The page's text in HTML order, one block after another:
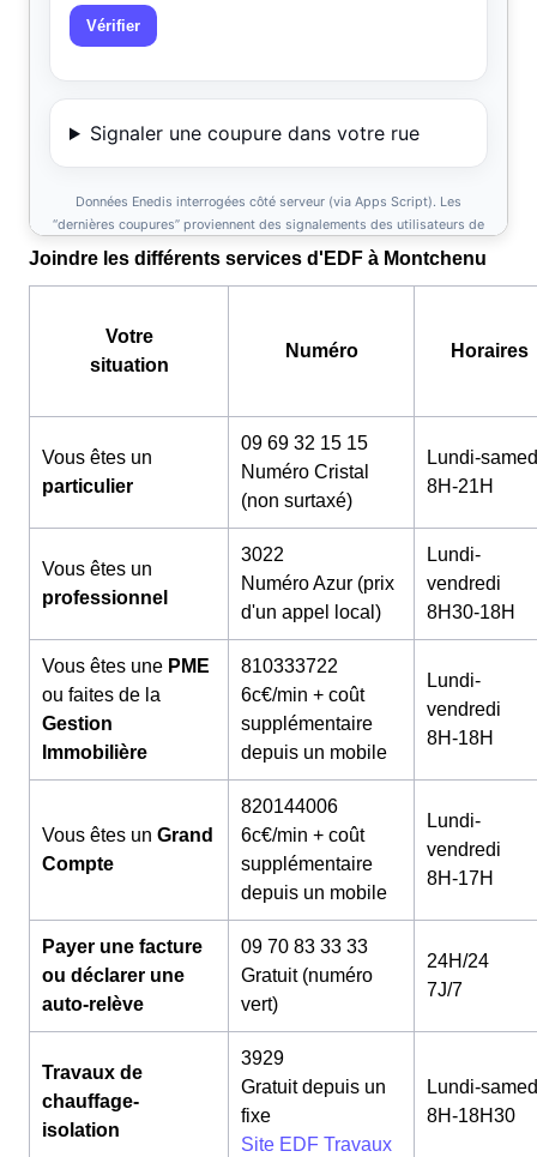
Joindre les différents services d'EDF à Montchenu
Votre
situation
Numéro Horaires
Vous êtes un
particulier
09 69 32 15 15
Numéro Cristal
(non surtaxé)
Lundi-
8H-21H
Vous êtes un
professionnel
3022
Numéro Azur (prix
d'un appel local)
Lundi-
vendredi
8H30-18H
Vous êtes une PME
ou faites de la
Gestion
Immobilière
810333722
6c€/min + coût
supplémentaire
depuis un mobile
Lundi-
vendredi
8H-18H
Vous êtes un Grand
Compte
820144006
6c€/min + coût
supplémentaire
depuis un mobile
Lundi-
vendredi
8H-17H
Payer une facture
ou déclarer une
auto-relève
09 70 83 33 33
Gratuit (numéro
vert)
24H/24
7J/7
Travaux de
chauffage-
isolation
3929
Gratuit depuis un
fixe
Site EDF Travaux
Lundi-
8H-18H30